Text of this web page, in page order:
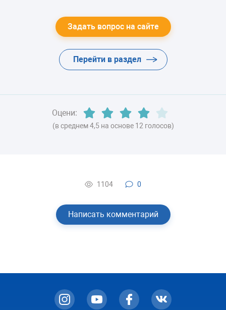
ХЛАДАГЕНТ Задать вопрос на сайте
Перейти в раздел
Оцени:
(в среднем 4,5 на основе 12 голосов)
1104 0
Написать комментарий